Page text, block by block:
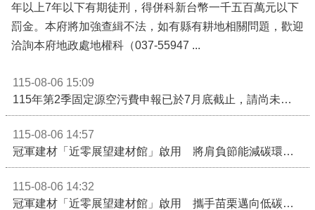
年以上7年以下有期徒刑，得併科新台幣一千五百萬元以下
罰金。本府將加強查緝不法，如有縣有耕地相關問題，歡迎
洽詢本府地政處地權科（037-55947 ...
115-08-06 15:09
115年第2季固定源空污費申報已於7月底截止，請尚未申報公私場所儘速完成申繳，以免面臨滯納金及罰鍰!
115-08-06 14:57
冠軍建材「近零展望建材館」啟用 將肩負節能減碳環境教育重任
115-08-06 14:32
冠軍建材「近零展望建材館」啟用 攜手苗栗邁向低碳建築新未來